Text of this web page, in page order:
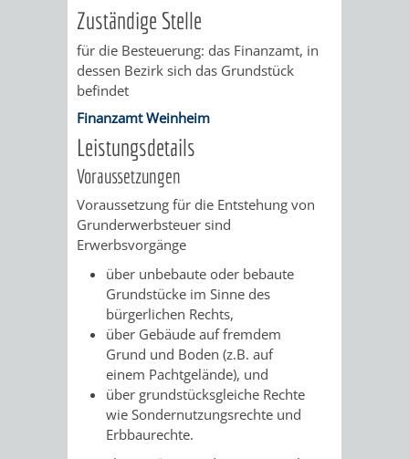
DOCH
AN
DEINE
STADT
WIEDERVERMIETUNGSPRÄMIE
Zuständige Stelle
für die Besteuerung: das Finanzamt, in
dessen Bezirk sich das Grundstück
befindet
Finanzamt Weinheim
Leistungsdetails
Voraussetzungen
Voraussetzung für die Entstehung von
Grunderwerbsteuer sind
Erwerbsvorgänge
über unbebaute oder bebaute
Grundstücke im Sinne des
bürgerlichen Rechts,
über Gebäude auf fremdem
Grund und Boden (z.B. auf
einem Pachtgelände), und
über grundstücksgleiche Rechte
wie Sondernutzungsrechte und
Erbbaurechte.